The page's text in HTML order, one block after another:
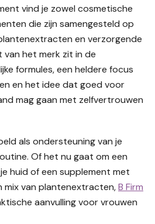
vind je zowel cosmetische
die zijn samengesteld op
en verzorgende
van het merk zit in de
formules, een heldere focus
en het idee dat goed voor
mag gaan met zelfvertrouwen
als ondersteuning van je
Of het nu gaat om een
huid of een supplement met
mix van plantenextracten,B Firm
aanvulling voor vrouwen